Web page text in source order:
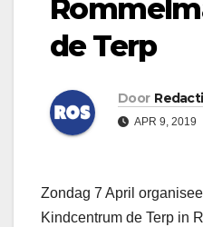
de Terp
Door
APR 9, 2019
Zondag 7 April
Kindcentrum de Terp in